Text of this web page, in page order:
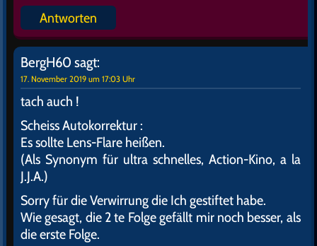
Antworten
BergH60 sagt:
17. November 2019 um 17:03 Uhr
tach auch !
Scheiss Autokorrektur :
Es sollte Lens-Flare heißen.
(Als Synonym für ultra schnelles, Action-Kino, a la
J.J.A.)
Sorry für die Verwirrung die Ich gestiftet habe.
Wie gesagt, die 2 te Folge gefällt mir noch besser, als
die erste Folge.